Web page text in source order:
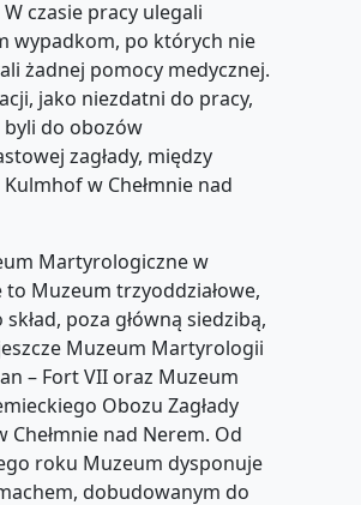
czasie pracy ulegali
wypadkom, po których nie
żadnej pomocy medycznej.
jako niezdatni do pracy,
do obozów
zagłady, między
w Chełmnie nad
Martyrologiczne w
to Muzeum trzyoddziałowe,
poza główną siedzibą,
Muzeum Martyrologii
– Fort VII oraz Muzeum
Obozu Zagłady
Chełmnie nad Nerem. Od
roku Muzeum dysponuje
dobudowanym do